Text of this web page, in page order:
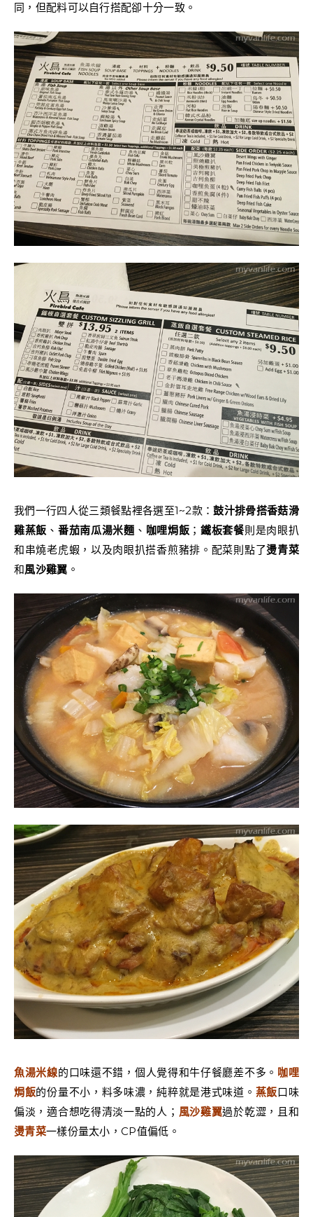
同，但配料可以自行搭配卻十分一致。
我們一行四人從三類餐點裡各選至1~2款：鼓汁排骨搭香菇滑
雞蒸飯 、 番茄南瓜湯米麵 、 咖哩焗飯 ； 鐵板套餐則是肉眼扒
和串燒老虎蝦，以及肉眼扒搭香煎豬排。配菜則點了燙青菜
和風沙雞翼 。
魚湯米線的口味還不錯，個人覺得和牛仔餐廳差不多。 咖哩
焗飯的份量不小，料多味濃，純粹就是港式味道。 蒸飯口味
偏淡，適合想吃得清淡一點的人； 風沙雞翼過於乾澀，且和
燙青菜一樣份量太小，CP值偏低。